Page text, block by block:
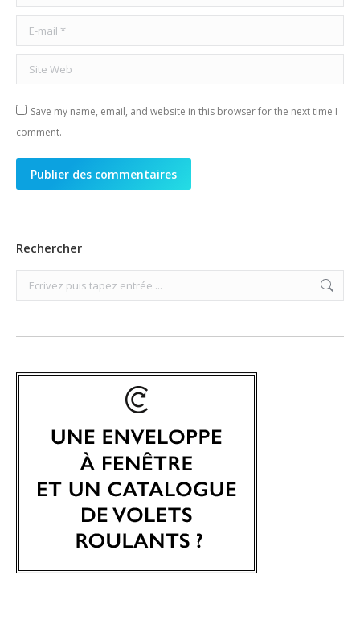
E-mail *
Site Web
Save my name, email, and website in this browser for the next time I
comment.
Publier des commentaires
Rechercher
Search: